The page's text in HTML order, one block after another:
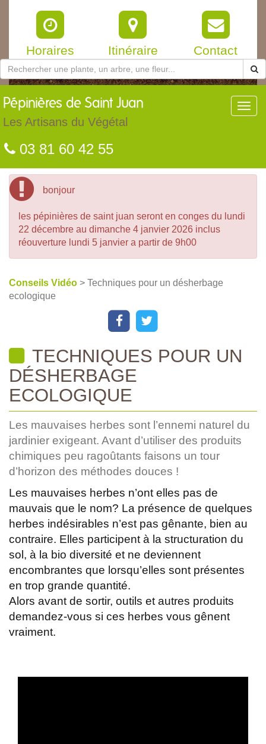
Horaires Itinéraire Contact
Pépinières de Saint Juan
Les Artisans du Végétal
03 81 60 42 55
bonjour
les pépinières de saint juan seront en conges du lundi
22 décembre au dimanche 4 janvier 2026 inclus
réouverture lundi 5 janvier a partir de 9h00
Conseils Vidéo > Techniques pour un désherbage
ecologique
TECHNIQUES POUR UN
DÉSHERBAGE
ECOLOGIQUE
Les mauvaises herbes sont l’ennemi naturel du
jardinier exigeant. Avant d’utiliser des produits
chimiques peu ragoûtants faisons un tour
d’horizon des méthodes douces !
Les mauvaises herbes n’ont elles pas de
mauvais que le nom? La présence de quelques
herbes indésirables n’est pas gênante, bien au
contraire. Elles participent à la structuration du
sol, à la bio diversité et ne deviennent
encombrantes que lorsqu’elles sont présentes
en trop grande quantité.
Alors avant de sortir, outils et autres produits
demandez-vous si ces herbes vous gênent
vraiment.